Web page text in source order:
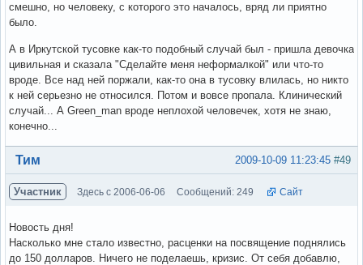
смешно, но человеку, с которого это началось, вряд ли приятно
было.
А в Иркутской тусовке как-то подобный случай был - пришла девочка
цивильная и сказала "Сделайте меня неформалкой" или что-то
вроде. Все над ней поржали, как-то она в тусовку влилась, но никто
к ней серьезно не относился. Потом и вовсе пропала. Клинический
случай... А Green_man вроде неплохой человечек, хотя не знаю,
конечно...
Вне форума #49
2009-10-09 11:23:45
Тим
Участник Здесь с 2006-06-06 Сообщений: 249 Сайт
Новость дня!
Насколько мне стало известно, расценки на посвящение поднялись
до 150 долларов. Ничего не поделаешь, кризис. От себя добавлю,